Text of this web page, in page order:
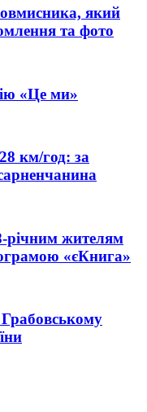
який
та фото
«Це ми»
км/год: за
річним жителям
«єКнига»